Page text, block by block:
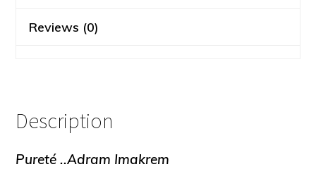
Reviews (0)
Description
Pureté ..Adram Imakrem